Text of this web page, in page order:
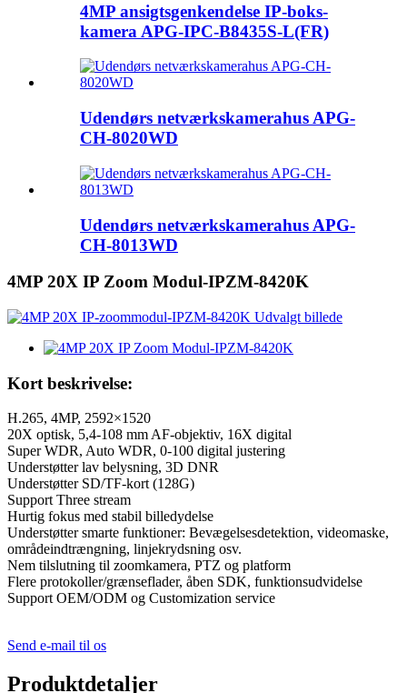
4MP ansigtsgenkendelse IP-boks-
kamera APG-IPC-B8435S-L(FR)
Udendørs netværkskamerahus APG-
CH-8020WD
Udendørs netværkskamerahus APG-
CH-8013WD
4MP 20X IP Zoom Modul-IPZM-8420K
Kort beskrivelse:
H.265, 4MP, 2592×1520
20X optisk, 5,4-108 mm AF-objektiv, 16X digital
Super WDR, Auto WDR, 0-100 digital justering
Understøtter lav belysning, 3D DNR
Understøtter SD/TF-kort (128G)
Support Three stream
Hurtig fokus med stabil billedydelse
Understøtter smarte funktioner: Bevægelsesdetektion, videomaske,
områdeindtrængning, linjekrydsning osv.
Nem tilslutning til zoomkamera, PTZ og platform
Flere protokoller/grænseflader, åben SDK, funktionsudvidelse
Support OEM/ODM og Customization service
Send e-mail til os
Produktdetaljer